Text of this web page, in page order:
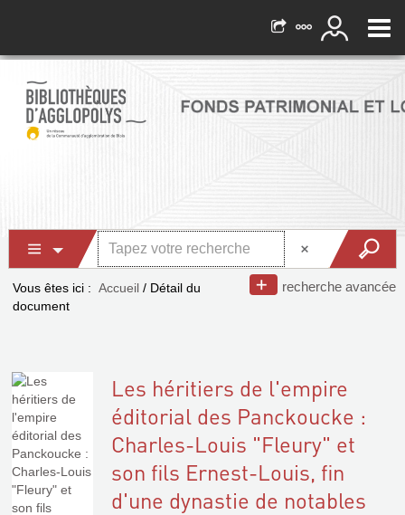
recherche avancée
Vous êtes ici : Accueil / Détail du
document
Les héritiers de l'empire
éditorial des Panckoucke :
Charles-Louis "Fleury" et
son fils Ernest-Louis, fin
d'une dynastie de notables